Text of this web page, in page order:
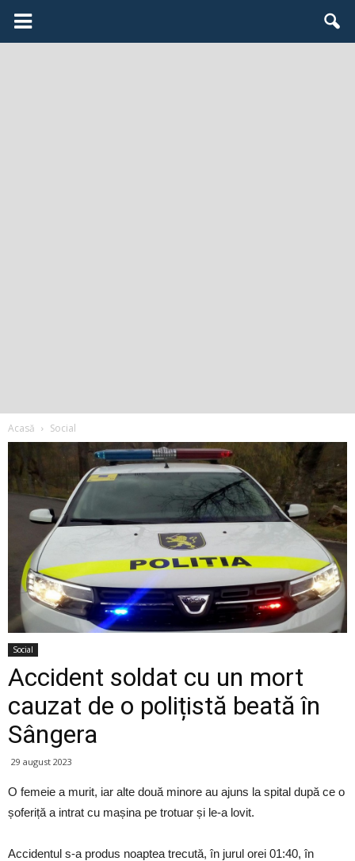
Acasă Social
Social
Accident soldat cu un mort
cauzat de o polițistă beată în
Sângera
29 august 2023
O femeie a murit, iar alte două minore au ajuns la spital după ce o
șoferiță a intrat cu mașina pe trotuar și le-a lovit.
Accidentul s-a produs noaptea trecută, în jurul orei 01:40, în